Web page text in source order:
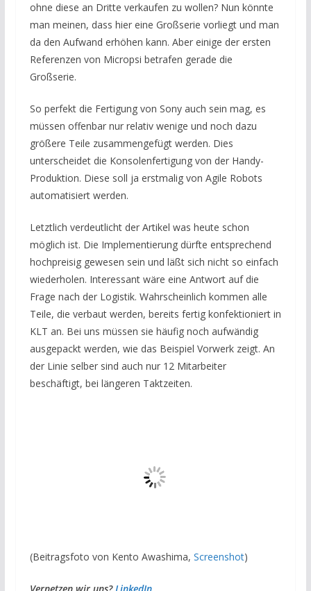
ohne diese an Dritte verkaufen zu wollen? Nun könnte
man meinen, dass hier eine Großserie vorliegt und man
da den Aufwand erhöhen kann. Aber einige der ersten
Referenzen von Micropsi betrafen gerade die
Großserie.
So perfekt die Fertigung von Sony auch sein mag, es
müssen offenbar nur relativ wenige und noch dazu
größere Teile zusammengefügt werden. Dies
unterscheidet die Konsolenfertigung von der Handy-
Produktion. Diese soll ja erstmalig von Agile Robots
automatisiert werden.
Letztlich verdeutlicht der Artikel was heute schon
möglich ist. Die Implementierung dürfte entsprechend
hochpreisig gewesen sein und läßt sich nicht so einfach
wiederholen. Interessant wäre eine Antwort auf die
Frage nach der Logistik. Wahrscheinlich kommen alle
Teile, die verbaut werden, bereits fertig konfektioniert in
KLT an. Bei uns müssen sie häufig noch aufwändig
ausgepackt werden, wie das Beispiel Vorwerk zeigt. An
der Linie selber sind auch nur 12 Mitarbeiter
beschäftigt, bei längeren Taktzeiten.
(Beitragsfoto von Kento Awashima, Screenshot)